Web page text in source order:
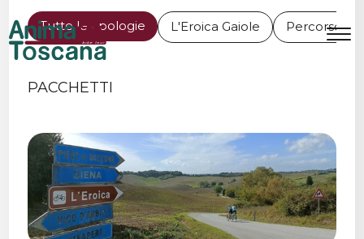
TOUR IN BICI IN TOSCANA
Tutte le tipologie L'Eroica Gaiole Percorso
PACCHETTI
IT EN
Tour personalizzati
Eroica